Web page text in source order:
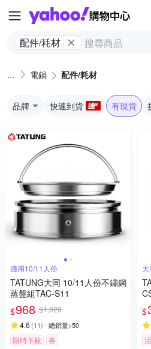
配件/耗材
電鍋 配件/耗材
品牌 快速到貨 有現貨
適用10/11人份
TATUNG大同 10/11人份不鏽鋼
蒸盤組TAC-S11
$968 $1,029
4.6 (11) 總銷量>50
限時下殺 券
$